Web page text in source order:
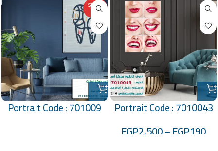
Portrait Code : 7010043
EGP190
–
EGP2,500
SOLD O
UT
Portrait Code : 701009